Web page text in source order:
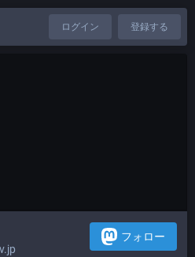
ログイン 登録する
フォロー